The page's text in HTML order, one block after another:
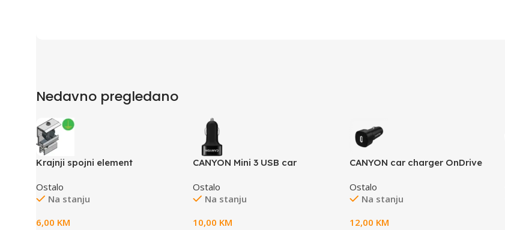
Nedavno pregledano
Krajnji spojni element
Ostalo
Na stanju
6,00 KM
CANYON Mini 3 USB car
5V-3.1A, black rubber
coating+black metal ring (side
Ostalo
Na stanju
10,00 KM
CANYON car charger OnDrive
Ostalo
Na stanju
12,00 KM